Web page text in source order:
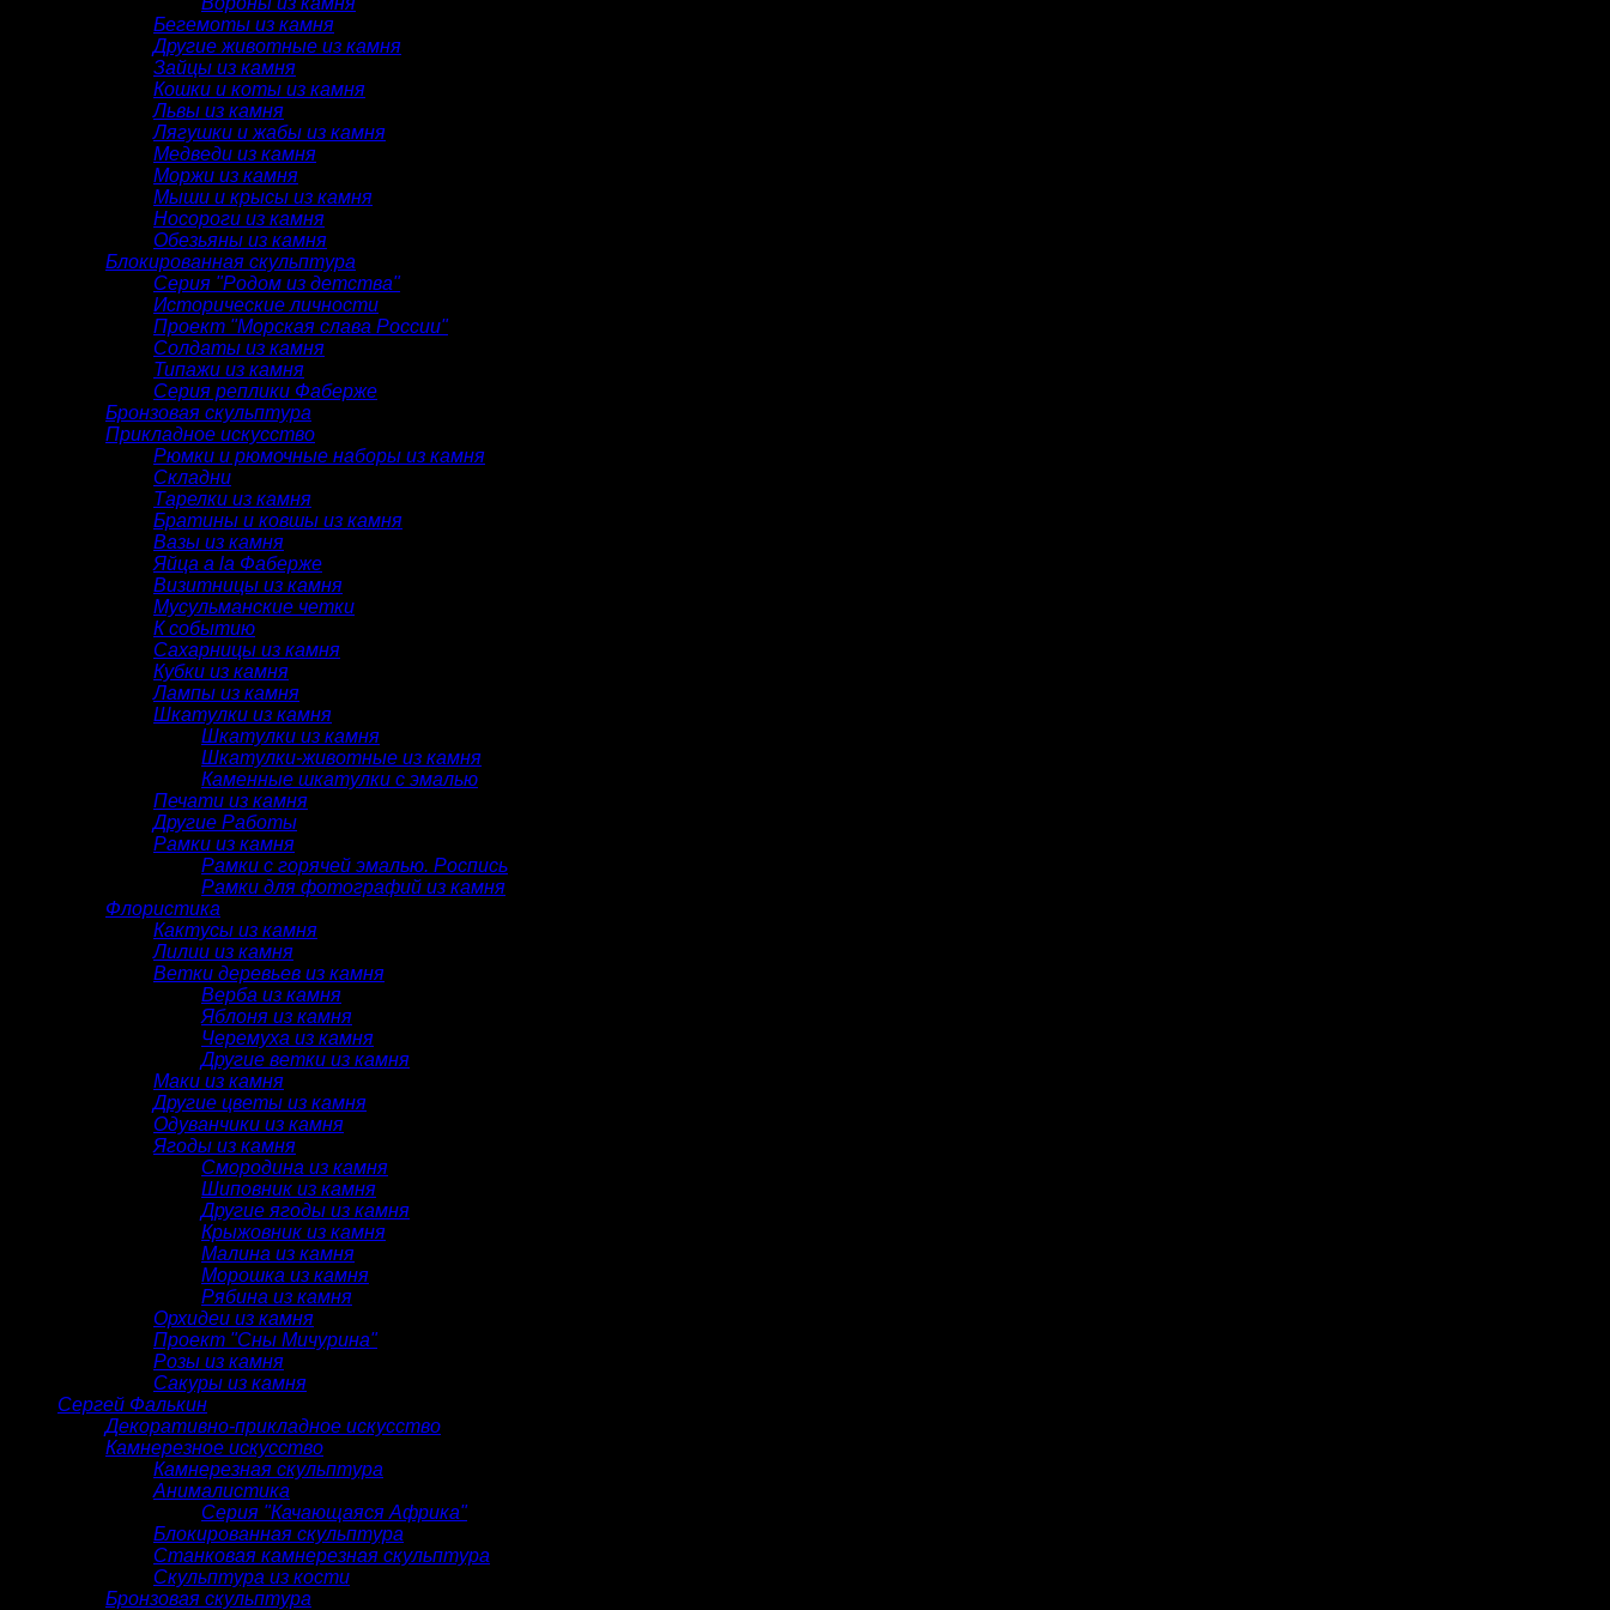
Бегемоты из камня
Другие животные из камня
Зайцы из камня
Кошки и коты из камня
Львы из камня
Лягушки и жабы из камня
Медведи из камня
Моржи из камня
Мыши и крысы из камня
Носороги из камня
Обезьяны из камня
Блокированная скульптура
Серия "Родом из детства"
Исторические личности
Проект "Морская слава России"
Солдаты из камня
Типажи из камня
Серия реплики Фаберже
Бронзовая скульптура
Прикладное искусство
Рюмки и рюмочные наборы из камня
Складни
Тарелки из камня
Братины и ковшы из камня
Вазы из камня
Яйца a la Фаберже
Визитницы из камня
Мусульманские четки
К событию
Сахарницы из камня
Кубки из камня
Лампы из камня
Шкатулки из камня
Шкатулки из камня
Шкатулки-животные из камня
Каменные шкатулки с эмалью
Печати из камня
Другие Работы
Рамки из камня
Рамки с горячей эмалью. Роспись
Рамки для фотографий из камня
Флористика
Кактусы из камня
Лилии из камня
Ветки деревьев из камня
Верба из камня
Яблоня из камня
Черемуха из камня
Другие ветки из камня
Маки из камня
Другие цветы из камня
Одуванчики из камня
Ягоды из камня
Смородина из камня
Шиповник из камня
Другие ягоды из камня
Крыжовник из камня
Малина из камня
Морошка из камня
Рябина из камня
Орхидеи из камня
Проект "Сны Мичурина"
Розы из камня
Сакуры из камня
Сергей Фалькин
Декоративно-прикладное искусство
Камнерезное искусство
Камнерезная скульптура
Анималистика
Серия "Качающаяся Африка"
Блокированная скульптура
Станковая камнерезная скульптура
Скульптура из кости
Бронзовая скульптура